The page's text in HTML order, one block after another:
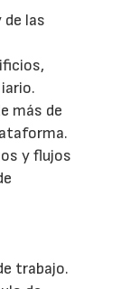
las
más de
y flujos
trabajo.